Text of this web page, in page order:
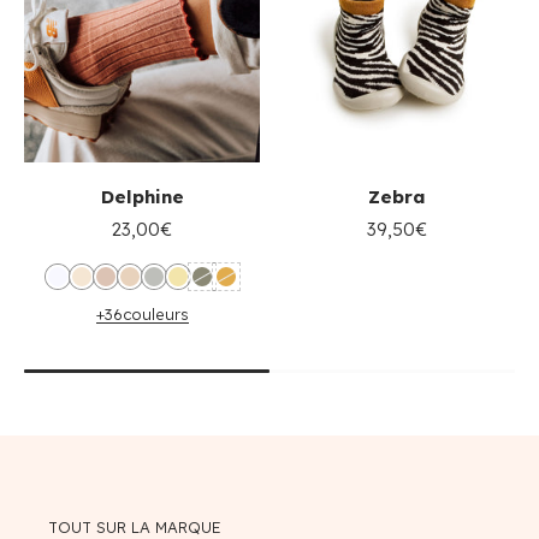
Delphine
23,00€
+36couleurs
Zebra
39,50€
TOUT SUR LA MARQUE